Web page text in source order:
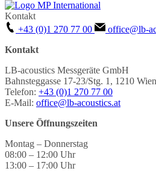
Kontakt
+43 (0)1 270 77 00
office@lb-
Kontakt
LB-acoustics Messgeräte GmbH
Bahnsteggasse 17-23/Stg. 1, 1210 Wien
Telefon: +43 (0)1 270 77 00
E-Mail: office@lb-acoustics.at
Unsere Öffnungszeiten
Montag – Donnerstag
08:00 – 12:00 Uhr
13:00 – 17:00 Uhr